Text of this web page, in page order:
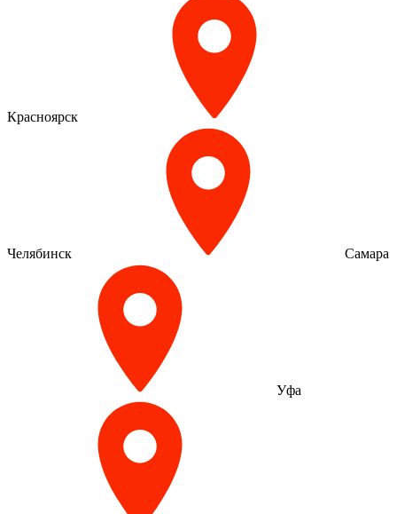
Красноярск
Челябинск Самара
Уфа